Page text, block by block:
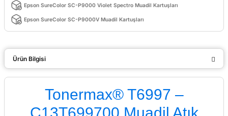
Epson SureColor SC-P9000 Violet Spectro Muadil Kartuşları
Epson SureColor SC-P9000V Muadil Kartuşları
Ürün Bilgisi
Tonermax® T6997 –